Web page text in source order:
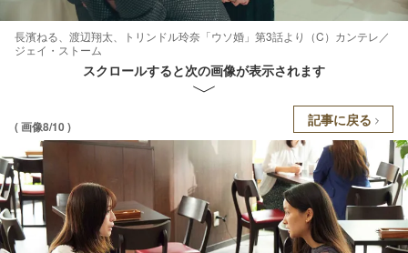
長濱ねる、渡辺翔太、トリンドル玲奈「ウソ婚」第3話より（C）カンテレ／
ジェイ・ストーム
スクロールすると次の画像が表示されます
( 画像8/10 ) 記事に戻る